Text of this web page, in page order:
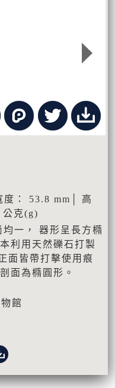
度： 53.8 mm│ 高
克(g)
一， 器形呈長方橢
利用天然礫石打製
面皆帶打擊使用痕
面為橢圓形。
館